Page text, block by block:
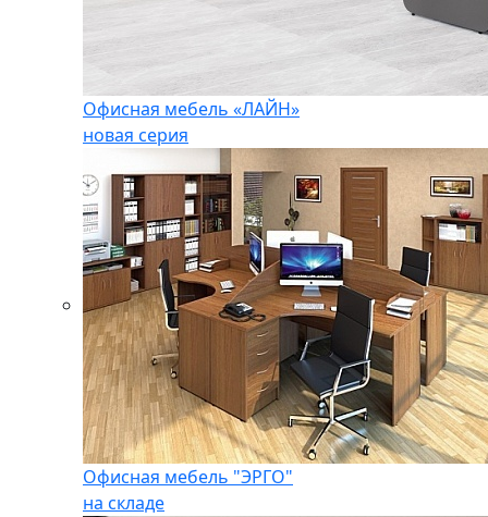
Офисная мебель «ЛАЙН»
новая серия
Офисная мебель "ЭРГО"
на складе